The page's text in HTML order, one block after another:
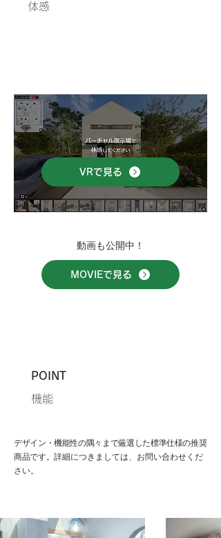
体感
VRで見る
動画も公開中！
MOVIEで見る
POINT
機能
デザイン・機能性の隅々まで厳選した標準仕様の推奨
商品です。詳細につきましては、お問い合わせくだ
さい。